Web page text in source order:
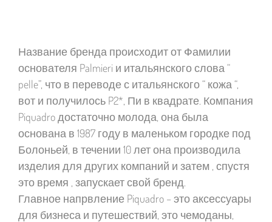
Название бренда происходит от Фамилии
основателя Palmieri и итальянского слова “
pelle”, что в переводе с итальянского “ кожа “,
вот и получилось P2*, Пи в квадрате. Компания
Piquadro достаточно молода, она была
основана в 1987 году в маленьком городке под
Болоньей, в течении 10 лет она производила
изделия для других компаний и затем , спустя
это время , запускает свой бренд.
Главное напрвление Piquadro – это аксессуары
для бизнеса и путешествий, это чемоданы,